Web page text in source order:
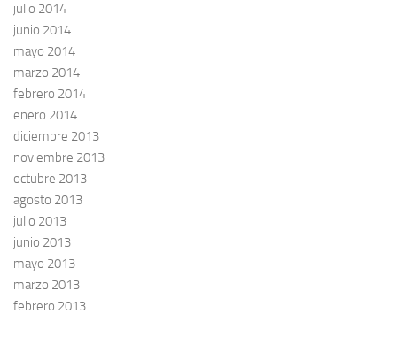
julio 2014
junio 2014
mayo 2014
marzo 2014
febrero 2014
enero 2014
diciembre 2013
noviembre 2013
octubre 2013
agosto 2013
julio 2013
junio 2013
mayo 2013
marzo 2013
febrero 2013